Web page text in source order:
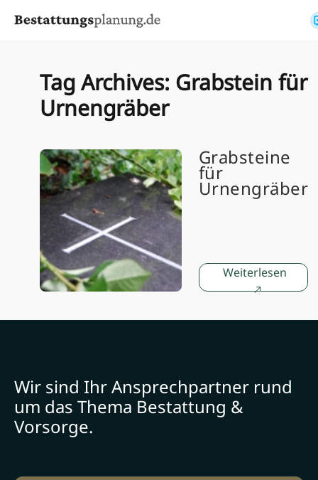
Tag Archives: Grabstein für
Urnengräber
Grabsteine
für
Urnengräber
Weiterlesen
Wir sind Ihr Ansprechpartner rund
um das Thema Bestattung &
Vorsorge.